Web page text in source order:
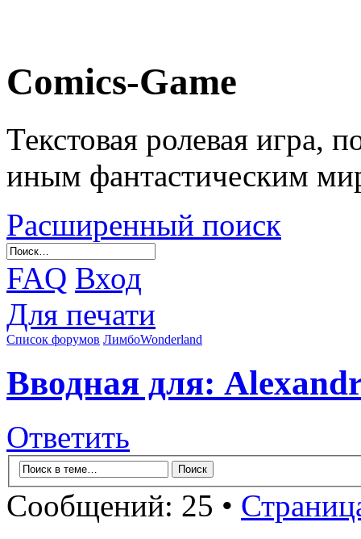
Comics-Game
Текстовая ролевая игра,
иным фантастическим
Расширенный поиск
FAQ Вход
Для печати
Список форумов ЛимбоWonderland
Вводная для:
Ответить
Сообщений: 25 •